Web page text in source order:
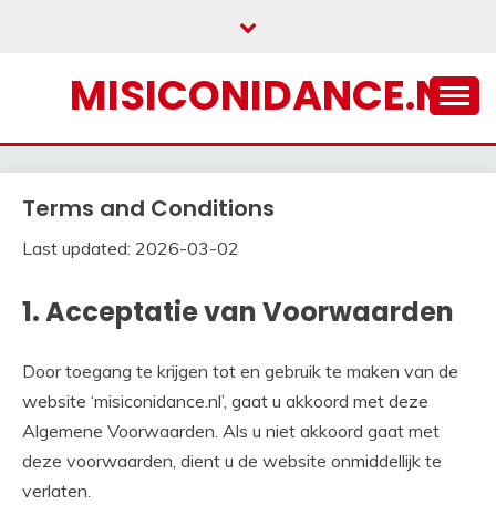
MISICONIDANCE.NL
Terms and Conditions
Last updated: 2026-03-02
1. Acceptatie van Voorwaarden
Door toegang te krijgen tot en gebruik te maken van de
website ‘misiconidance.nl’, gaat u akkoord met deze
Algemene Voorwaarden. Als u niet akkoord gaat met
deze voorwaarden, dient u de website onmiddellijk te
verlaten.